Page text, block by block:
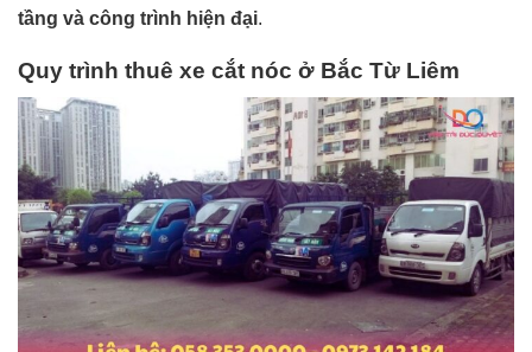
tầng và công trình hiện đại.
Quy trình thuê xe cắt nóc ở Bắc Từ Liêm